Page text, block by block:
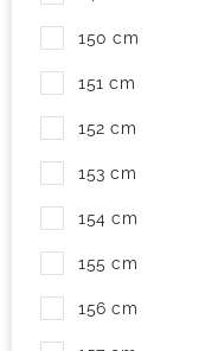
150 cm
151 cm
152 cm
153 cm
154 cm
155 cm
156 cm